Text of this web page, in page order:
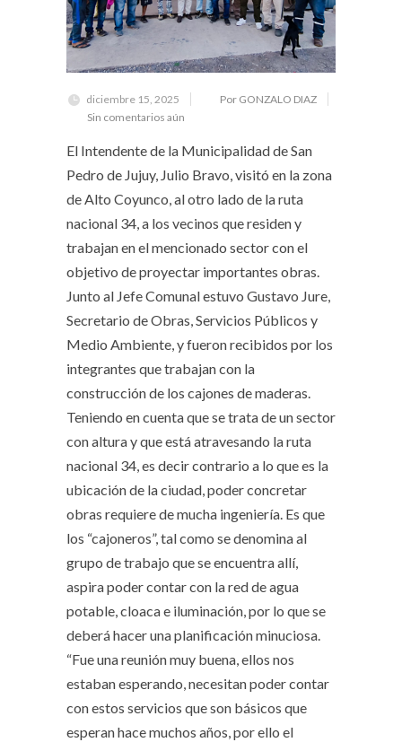
diciembre 15, 2025
Por GONZALO DIAZ
Sin comentarios aún
El Intendente de la Municipalidad de San
Pedro de Jujuy, Julio Bravo, visitó en la zona
de Alto Coyunco, al otro lado de la ruta
nacional 34, a los vecinos que residen y
trabajan en el mencionado sector con el
objetivo de proyectar importantes obras.
Junto al Jefe Comunal estuvo Gustavo Jure,
Secretario de Obras, Servicios Públicos y
Medio Ambiente, y fueron recibidos por los
integrantes que trabajan con la
construcción de los cajones de maderas.
Teniendo en cuenta que se trata de un sector
con altura y que está atravesando la ruta
nacional 34, es decir contrario a lo que es la
ubicación de la ciudad, poder concretar
obras requiere de mucha ingeniería. Es que
los “cajoneros”, tal como se denomina al
grupo de trabajo que se encuentra allí,
aspira poder contar con la red de agua
potable, cloaca e iluminación, por lo que se
deberá hacer una planificación minuciosa.
“Fue una reunión muy buena, ellos nos
estaban esperando, necesitan poder contar
con estos servicios que son básicos que
esperan hace muchos años, por ello el